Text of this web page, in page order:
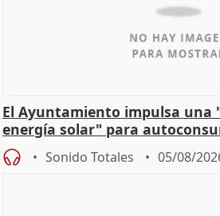
El Ayuntamiento impulsa una
energía solar" para
Sonido Totales 05/08/